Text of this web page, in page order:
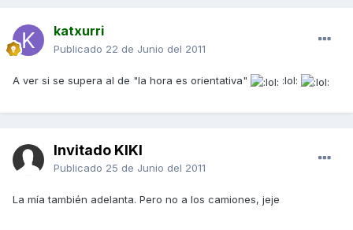
katxurri
Publicado 22 de Junio del 2011
A ver si se supera al de "la hora es orientativa" :lol:
Invitado KIKI
Publicado 25 de Junio del 2011
La mía también adelanta. Pero no a los camiones, jeje